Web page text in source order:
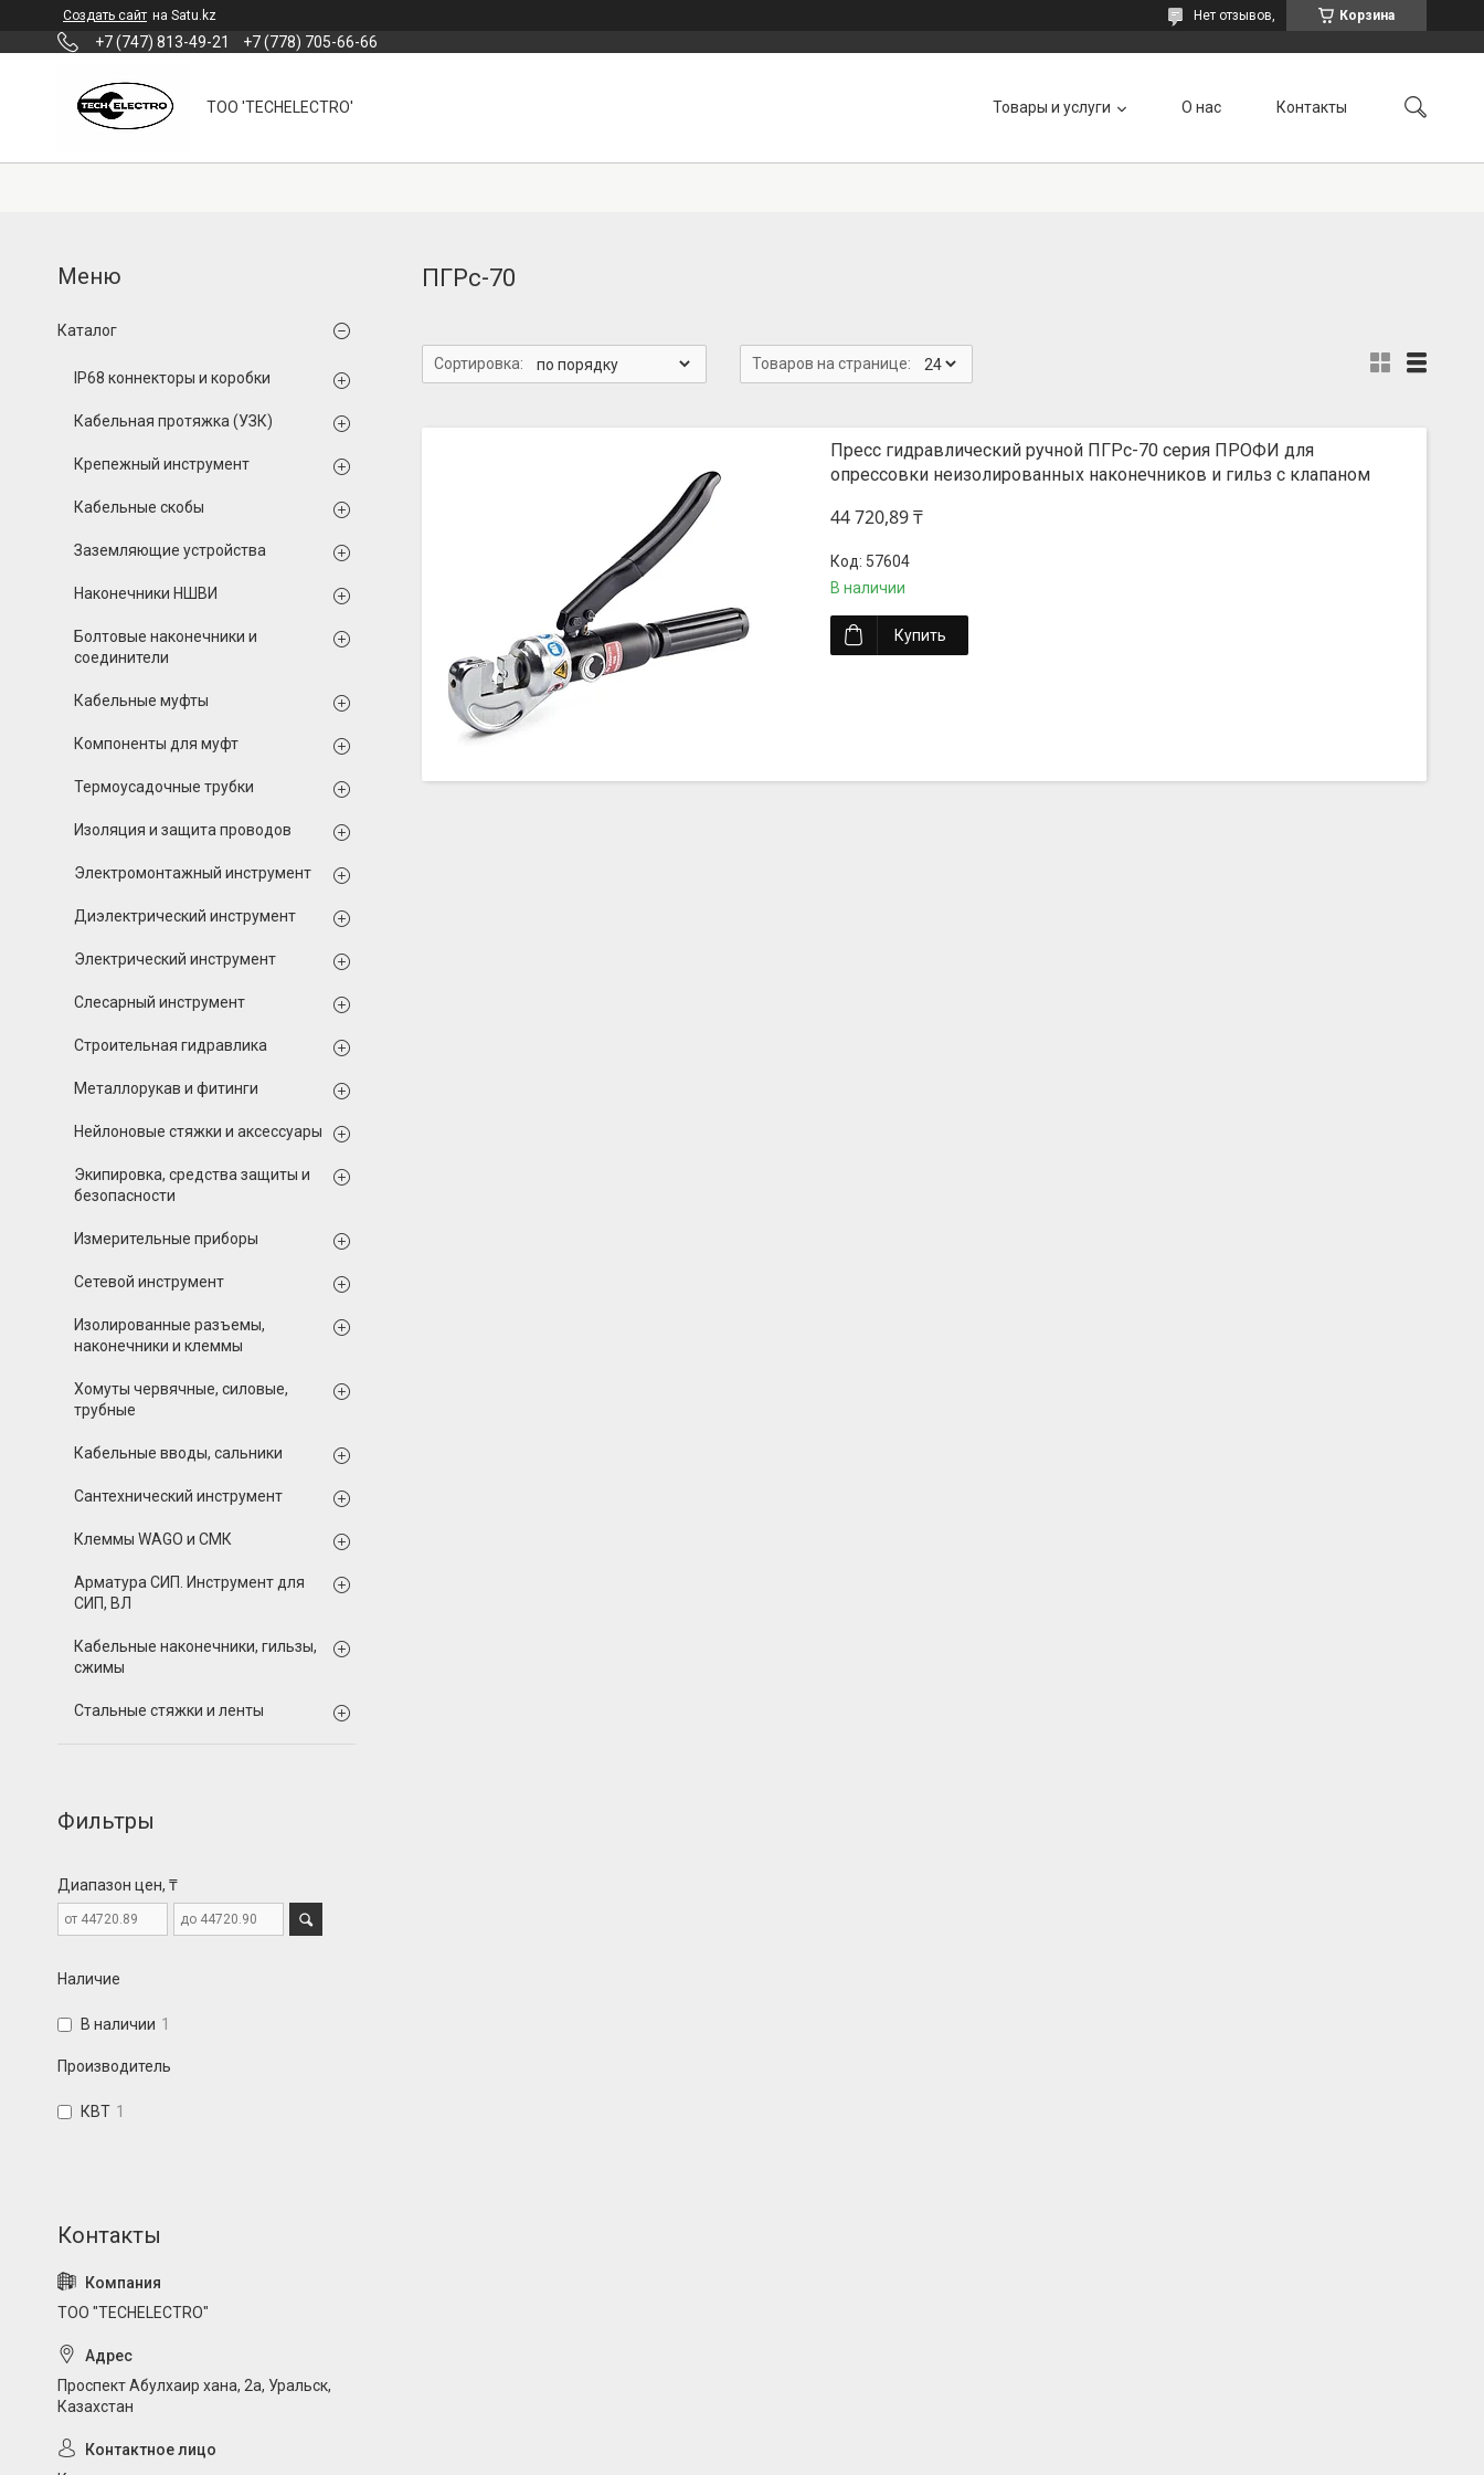
Создать сайт на Satu.kz Корзина
Нет отзывов,
+7 (747) 813-49-21 +7 (778) 705-66-66
ТОО 'TECHELECTRO' Товары и услуги О нас Контакты
ПГРс-70
Пресс гидравлический ручной ПГРс-70 серия ПРОФИ для
опрессовки неизолированных наконечников и гильз с клапаном
44 720,89 ₸
57604
В наличии
Купить
Каталог
IP68 коннекторы и коробки
Кабельная протяжка (УЗК)
Крепежный инструмент
Кабельные скобы
Заземляющие устройства
Наконечники НШВИ
Болтовые наконечники и
соединители
Кабельные муфты
Компоненты для муфт
Термоусадочные трубки
Изоляция и защита проводов
Электромонтажный инструмент
Диэлектрический инструмент
Электрический инструмент
Слесарный инструмент
Строительная гидравлика
Металлорукав и фитинги
Нейлоновые стяжки и аксессуары
Экипировка, средства защиты и
безопасности
Измерительные приборы
Сетевой инструмент
Изолированные разъемы,
наконечники и клеммы
Хомуты червячные, силовые,
трубные
Кабельные вводы, сальники
Сантехнический инструмент
Клеммы WAGO и СМК
Арматура СИП. Инструмент для
СИП, ВЛ
Кабельные наконечники, гильзы,
сжимы
Стальные стяжки и ленты
Фильтры
Диапазон цен, ₸
Наличие
В наличии 1
Производитель
КВТ 1
ТОО "TECHELECTRO"
Проспект Абулхаир хана, 2а, Уральск,
Казахстан